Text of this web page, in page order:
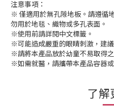
注意事項：
※ 僅適用於無孔隙地板。請遵循
勿用於地毯、織物或多孔表面。
※使用前請詳閱中文標籤。
※可能造成嚴重的眼睛刺激，建
※請將本產品放於幼童不易取得
※如需就醫，請攜帶本產品容器或
了解